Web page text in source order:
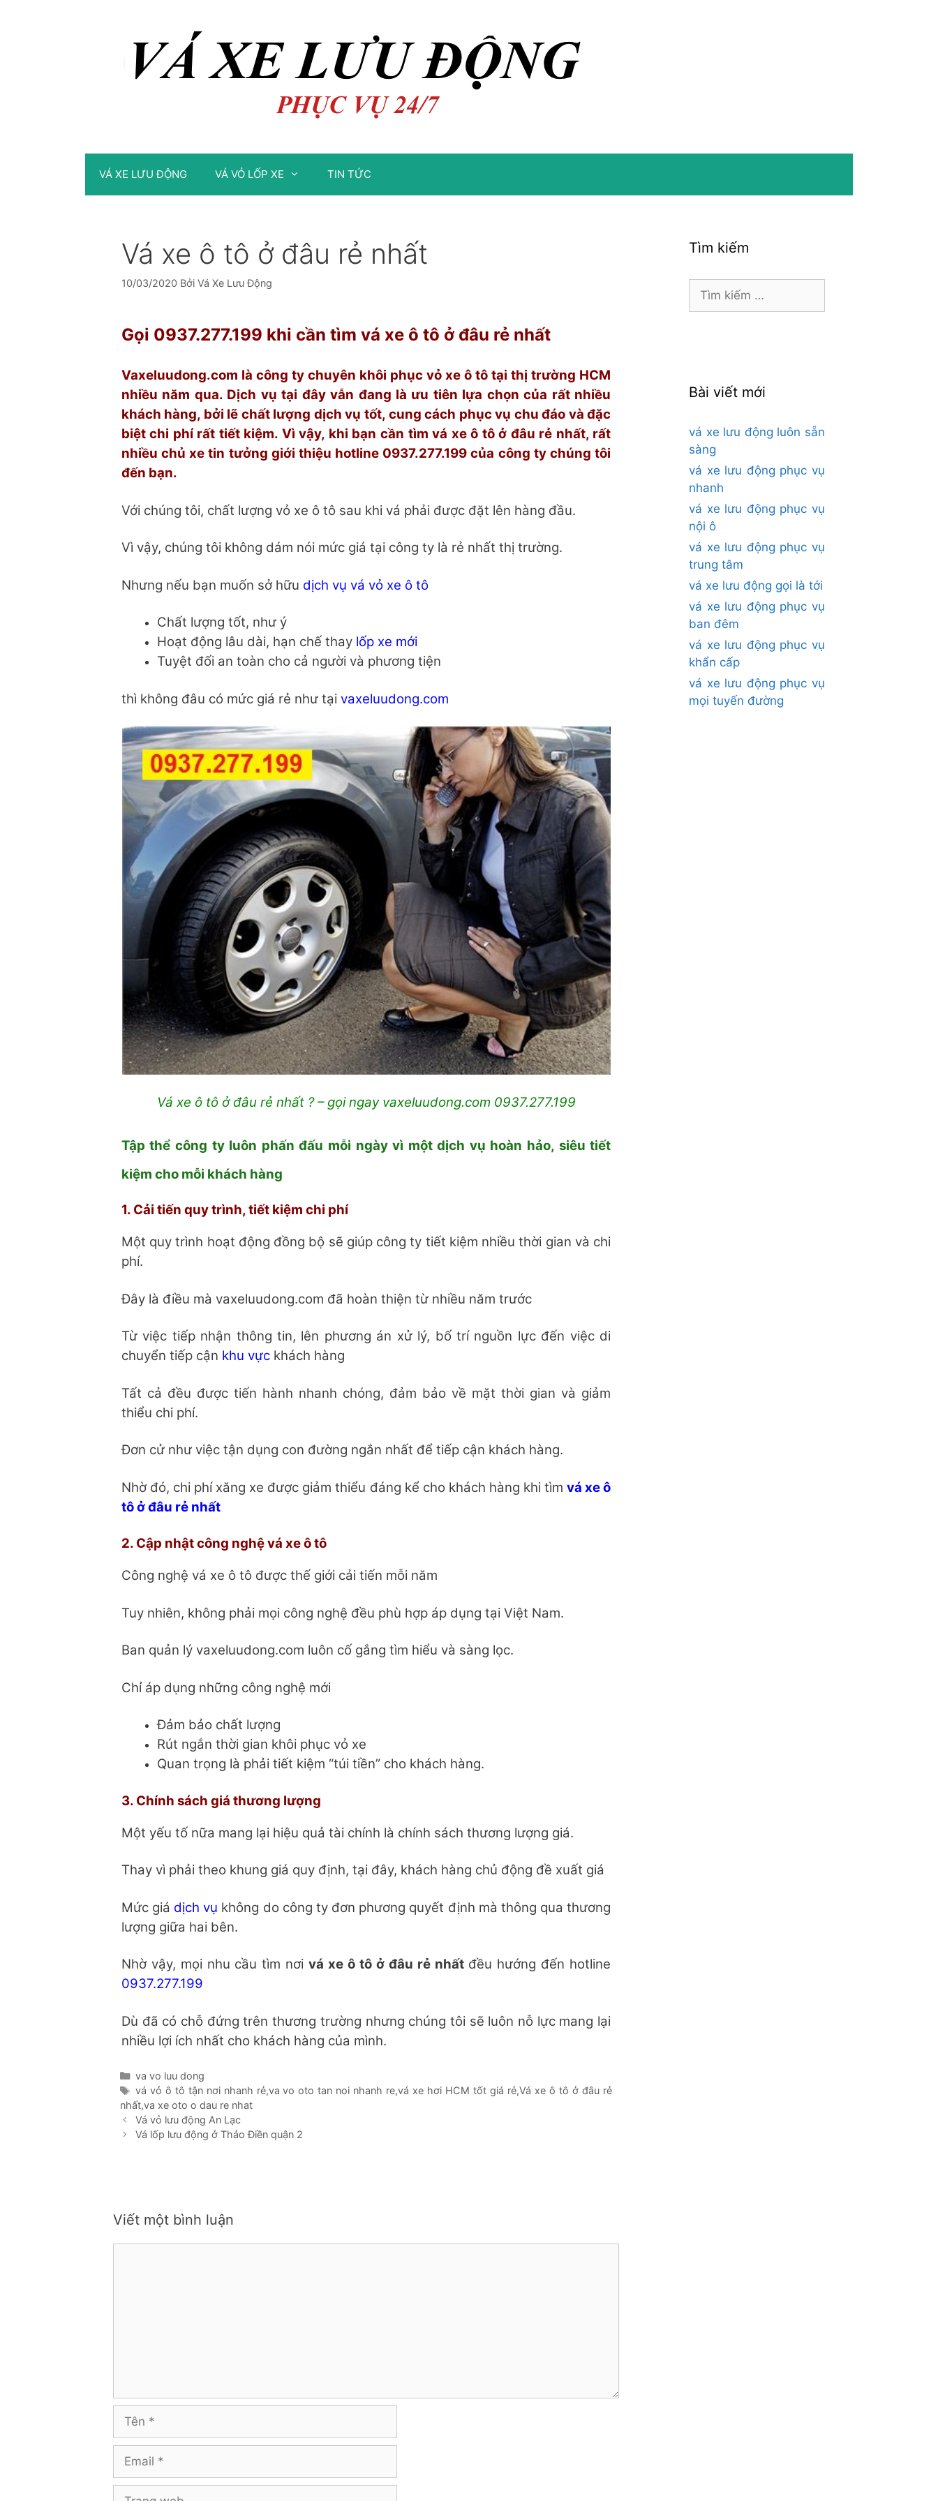
VÁ XE LƯU ĐỘNG VÁ VỎ LỐP XE TIN TỨC
Vá xe ô tô ở đâu rẻ nhất
10/03/2020 Bởi Vá Xe Lưu Động
Gọi 0937.277.199 khi cần tìm vá xe ô tô ở đâu rẻ nhất
Vaxeluudong.com là công ty chuyên khôi phục vỏ xe ô tô tại thị trường HCM
nhiều năm qua. Dịch vụ tại đây vẫn đang là ưu tiên lựa chọn của rất nhiều
khách hàng, bởi lẽ chất lượng dịch vụ tốt, cung cách phục vụ chu đáo và đặc
biệt chi phí rất tiết kiệm. Vì vậy, khi bạn cần tìm vá xe ô tô ở đâu rẻ nhất, rất
nhiều chủ xe tin tưởng giới thiệu hotline 0937.277.199 của công ty chúng tôi
đến bạn.
Với chúng tôi, chất lượng vỏ xe ô tô sau khi vá phải được đặt lên hàng đầu.
Vì vậy, chúng tôi không dám nói mức giá tại công ty là rẻ nhất thị trường.
Nhưng nếu bạn muốn sở hữu dịch vụ vá vỏ xe ô tô
Chất lượng tốt, như ý
Hoạt động lâu dài, hạn chế thay lốp xe mới
Tuyệt đối an toàn cho cả người và phương tiện
thì không đâu có mức giá rẻ như tại vaxeluudong.com
Vá xe ô tô ở đâu rẻ nhất ? – gọi ngay vaxeluudong.com 0937.277.199
Tập thể công ty luôn phấn đấu mỗi ngày vì một dịch vụ hoàn hảo, siêu tiết
kiệm cho mỗi khách hàng
1. Cải tiến quy trình, tiết kiệm chi phí
Một quy trình hoạt động đồng bộ sẽ giúp công ty tiết kiệm nhiều thời gian và chi
phí.
Đây là điều mà vaxeluudong.com đã hoàn thiện từ nhiều năm trước
Từ việc tiếp nhận thông tin, lên phương án xử lý, bố trí nguồn lực đến việc di
chuyển tiếp cận khu vực khách hàng
Tất cả đều được tiến hành nhanh chóng, đảm bảo về mặt thời gian và giảm
thiểu chi phí.
Đơn cử như việc tận dụng con đường ngắn nhất để tiếp cận khách hàng.
Nhờ đó, chi phí xăng xe được giảm thiểu đáng kể cho khách hàng khi tìm vá xe ô
tô ở đâu rẻ nhất
2. Cập nhật công nghệ vá xe ô tô
Công nghệ vá xe ô tô được thế giới cải tiến mỗi năm
Tuy nhiên, không phải mọi công nghệ đều phù hợp áp dụng tại Việt Nam.
Ban quản lý vaxeluudong.com luôn cố gắng tìm hiểu và sàng lọc.
Chỉ áp dụng những công nghệ mới
Đảm bảo chất lượng
Rút ngắn thời gian khôi phục vỏ xe
Quan trọng là phải tiết kiệm “túi tiền” cho khách hàng.
3. Chính sách giá thương lượng
Một yếu tố nữa mang lại hiệu quả tài chính là chính sách thương lượng giá.
Thay vì phải theo khung giá quy định, tại đây, khách hàng chủ động đề xuất giá
Mức giá dịch vụ không do công ty đơn phương quyết định mà thông qua thương
lượng giữa hai bên.
Nhờ vậy, mọi nhu cầu tìm nơivá xe ô tô ở đâu rẻ nhấtđều hướng đến hotline
0937.277.199
Dù đã có chỗ đứng trên thương trường nhưng chúng tôi sẽ luôn nỗ lực mang lại
nhiều lợi ích nhất cho khách hàng của mình.
Danh
mục
va vo luu dong
Thẻ
vá vỏ ô tô tận nơi nhanh rẻ,va vo oto tan noi nhanh re,vá xe hơi HCM tốt giá rẻ,Vá xe ô tô ở đâu rẻ
nhất,va xe oto o dau re nhat
Vá vỏ lưu động An Lạc
Vá lốp lưu động ở Thảo Điền quận 2
Viết một bình luận
Tên
Email
Trang
Tìm kiếm
Tìm
Bài viết mới
vá xe lưu động luôn sẵn
sàng
vá xe lưu động phục vụ
nhanh
vá xe lưu động phục vụ
nội ô
vá xe lưu động phục vụ
trung tâm
vá xe lưu động gọi là tới
vá xe lưu động phục vụ
ban đêm
vá xe lưu động phục vụ
khẩn cấp
vá xe lưu động phục vụ
mọi tuyến đường